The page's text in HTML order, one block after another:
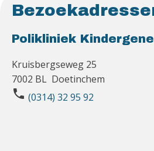
Polikliniek
Kruisbergseweg 25
7002 BL Doetinchem
phone (0314) 32 95 92